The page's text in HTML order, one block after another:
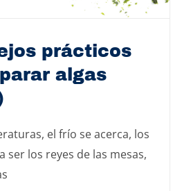
(parte II)
prácticos
algas
el frío se acerca, los
ser los reyes de las mesas,